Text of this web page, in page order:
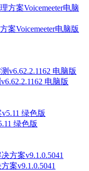
案Voicemeeter电脑版
电脑版
绿色版
案v9.1.0.5041